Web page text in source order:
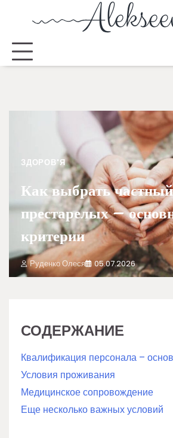
ЗДОРОВ'Я
Как выбрать
престарелых –
критерии
Руденко Олеся 05.07.2026
СОДЕРЖАНИЕ
Квалификация персонала –
Условия проживания
Медицинское сопровождение
Еще несколько важных условий